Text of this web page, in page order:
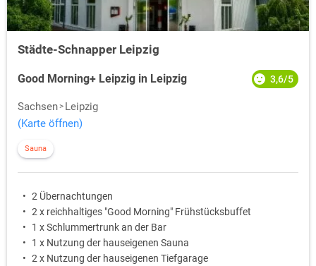
Städte-Schnapper Leipzig
Good Morning+ Leipzig in Leipzig 3,6/5
Sachsen
Leipzig
(Karte öffnen)
Sauna
2 Übernachtungen
2 x reichhaltiges "Good Morning" Frühstücksbuffet
1 x Schlummertrunk an der Bar
1 x Nutzung der hauseigenen Sauna
2 x Nutzung der hauseigenen Tiefgarage